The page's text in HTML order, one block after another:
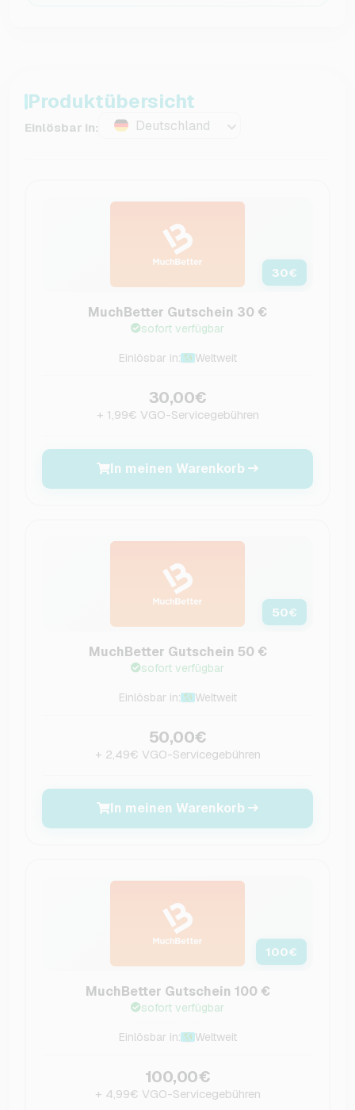
Produktübersicht
Einlösbar in: Deutschland
30€
MuchBetter Gutschein 30 €
sofort verfügbar
Einlösbar in: Weltweit
30,00€
+ 1,99€ VGO-Servicegebühren
In meinen Warenkorb
50€
MuchBetter Gutschein 50 €
sofort verfügbar
Einlösbar in: Weltweit
50,00€
+ 2,49€ VGO-Servicegebühren
In meinen Warenkorb
100€
MuchBetter Gutschein 100 €
sofort verfügbar
Einlösbar in: Weltweit
100,00€
+ 4,99€ VGO-Servicegebühren